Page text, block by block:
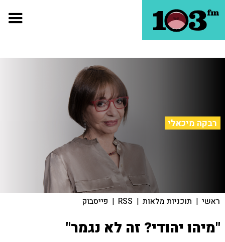
רבקה מיכאלי
ראשי | תוכניות מלאות |
RSS
| פייסבוק
"מיהו יהודי? זה לא נגמר"